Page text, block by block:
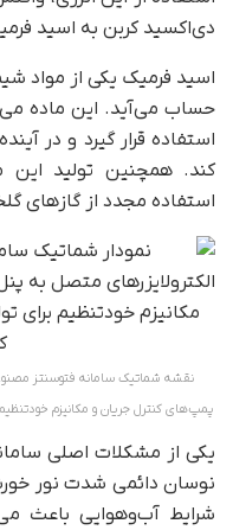
دی‌اکسید کربن به اسید
اسید فرمیک یکی از مواد
حساب می‌آید. این ماده
استفاده قرار گیرد و در
کند. همچنین تولید این
استفاده مجدد از گازهای
نقشه شماتیک سامانه فتوسنتز
پمپ‌های کنترل جریان و مکانیزم
یکی از مشکلات اصلی
نوسان دائمی شدت نور
شرایط آب‌وهوایی باعث